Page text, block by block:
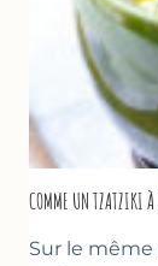
COMME UN TZATZIKI À
Sur le